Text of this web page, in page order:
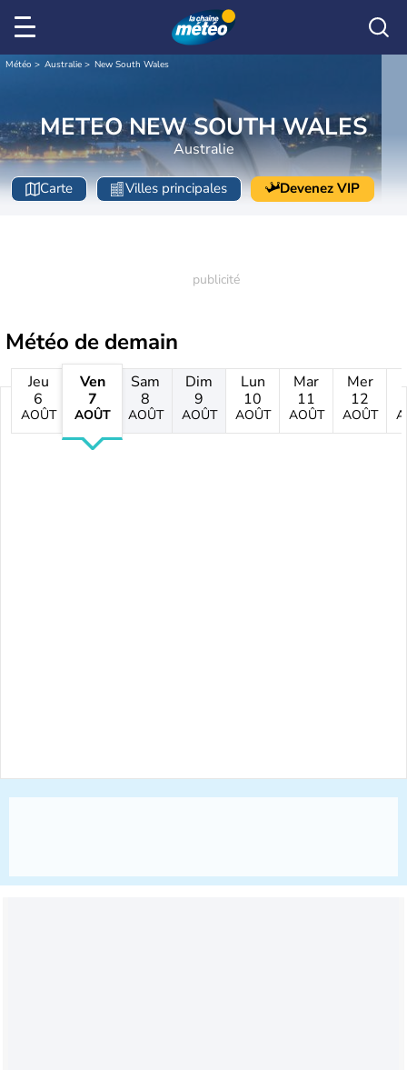
Météo Australie New South Wales
METEO NEW SOUTH WALES
Australie
Carte Villes principales Devenez VIP
Météo de demain
Jeu
6
AOÛT
Ven
7
AOÛT
Sam
8
AOÛT
Dim
9
AOÛT
Lun
10
AOÛT
Mar
11
AOÛT
Mer
12
AOÛT